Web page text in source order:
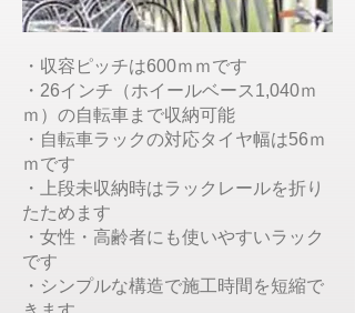
・収容ピッチは600ｍｍです
・26インチ（ホイールベース1,040ｍ
ｍ）の自転車まで収納可能
・自転車ラックの対応タイヤ幅は56ｍ
ｍです
・上段未収納時はラックレールを折り
たためます
・女性・高齢者にも使いやすいラック
です
​・シンプルな構造で施工時間を短縮で